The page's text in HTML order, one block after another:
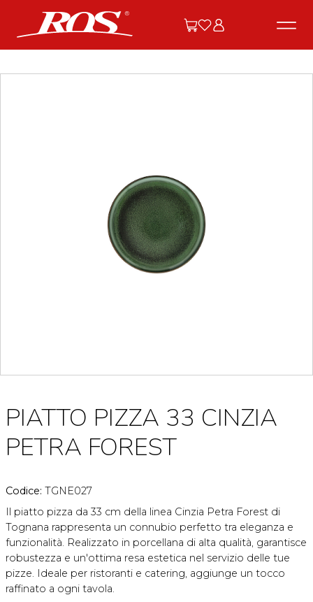
PIATTO PIZZA 33 CINZIA
PETRA FOREST
Codice: TGNE027
Il piatto pizza da 33 cm della linea Cinzia Petra Forest di
Tognana rappresenta un connubio perfetto tra eleganza e
funzionalità. Realizzato in porcellana di alta qualità, garantisce
robustezza e un'ottima resa estetica nel servizio delle tue
pizze. Ideale per ristoranti e catering, aggiunge un tocco
raffinato a ogni tavola.